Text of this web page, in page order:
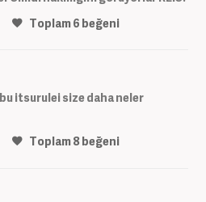
Toplam6 beğeni
itsurulei size daha neler
Toplam8beğeni